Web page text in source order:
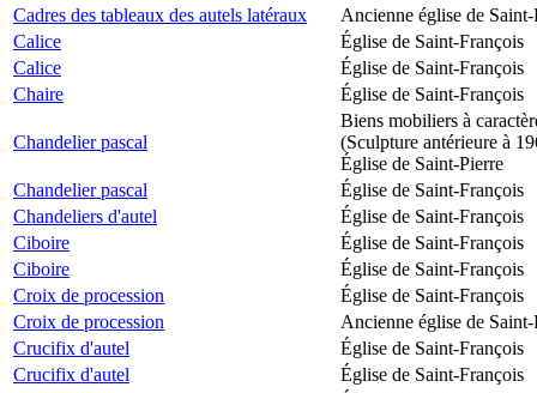
Cadres des tableaux des autels latéraux
Ancienne église de Saint-
Calice
Église de Saint-François
Calice
Église de Saint-François
Chaire
Église de Saint-François
Chandelier pascal
Biens mobiliers à
(Sculpture antérieure à
Église de Saint-Pierre
Chandelier pascal
Église de Saint-François
Chandeliers d'autel
Église de Saint-François
Ciboire
Église de Saint-François
Ciboire
Église de Saint-François
Croix de procession
Église de Saint-François
Croix de procession
Ancienne église de Saint-
Crucifix d'autel
Église de Saint-François
Crucifix d'autel
Église de Saint-François